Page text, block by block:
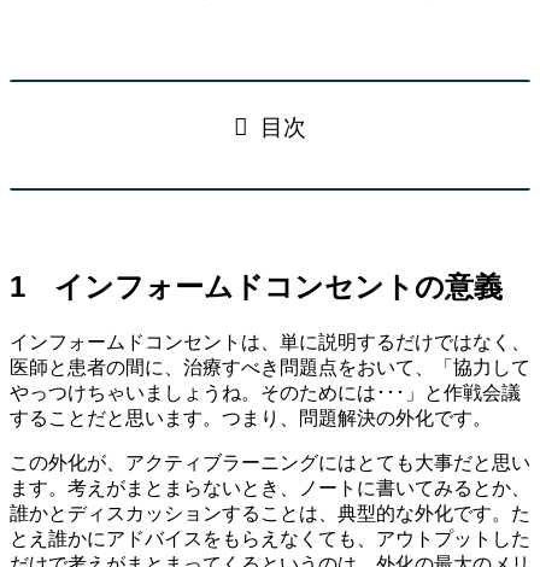
目次
1 インフォームドコンセントの意義
インフォームドコンセントは、単に説明するだけではなく、
医師と患者の間に、治療すべき問題点をおいて、「協力して
やっつけちゃいましょうね。そのためには･･･」と作戦会議
することだと思います。つまり、問題解決の外化です。
この外化が、アクティブラーニングにはとても大事だと思い
ます。考えがまとまらないとき、ノートに書いてみるとか、
誰かとディスカッションすることは、典型的な外化です。た
とえ誰かにアドバイスをもらえなくても、アウトプットした